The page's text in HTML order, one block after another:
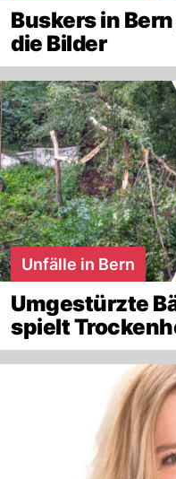
Buskers in
die Bilder
Unfälle in Bern
Umgestürzte
spielt